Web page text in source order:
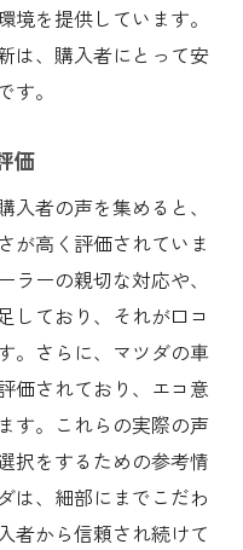
境を提供しています。
は、購入者にとって安
。
価
者の声を集めると、
が高く評価されていま
ーの親切な対応や、
しており、それが口コ
。さらに、マツダの車
価されており、エコ意
す。これらの実際の声
択をするための参考情
は、細部にまでこだわ
者から信頼され続けて